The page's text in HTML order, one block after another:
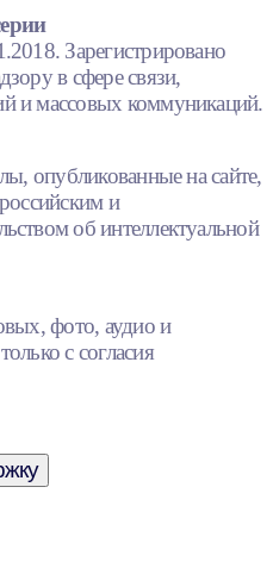
Зарегистрировано
в сфере связи,
и массовых коммуникаций.
опубликованные на сайте,
и
об интеллектуальной
фото, аудио и
с согласия